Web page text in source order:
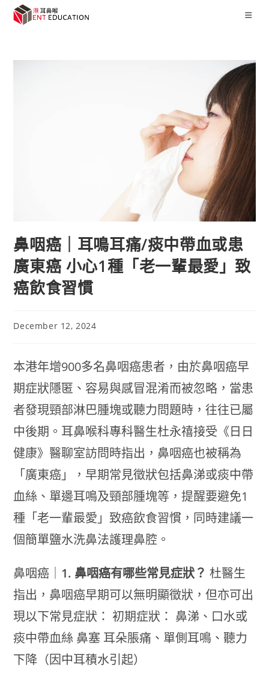
鼻咽癌｜耳鳴耳痛/痰中帶血或患
廣東癌 小心1種「老一輩最愛」致
癌飲食習慣
December 12, 2024
本港年增900多名鼻咽癌患者，由於鼻咽癌早
期症狀隱匿、容易與感冒混淆而被忽略，當患
者發現頸部淋巴腫塊或聽力問題時，往往已屬
中後期。耳鼻喉科專科醫生杜永禧接受《日日
健康》醫聊室訪問時指出，鼻咽癌也被稱為
「廣東癌」，早期常見徵狀包括鼻涕或痰中帶
血絲、單邊耳鳴及頸部腫塊等，提醒要避免1
種「老一輩最愛」致癌飲食習慣，同時建議一
個簡單鹽水洗鼻法護理鼻腔。
鼻咽癌｜ 1. 鼻咽癌有哪些常見症狀？ 杜醫生
指出，鼻咽癌早期可以無明顯徵狀，但亦可出
現以下常見症狀： 初期症狀： 鼻涕、口水或
痰中帶血絲 鼻塞 耳朵脹痛、單側耳鳴、聽力
下降（因中耳積水引起）